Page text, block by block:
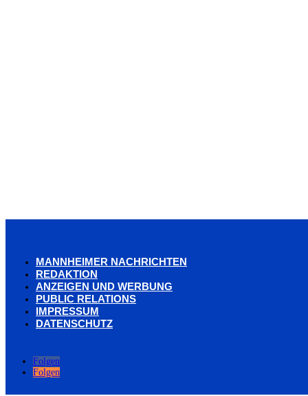
MANNHEIMER NACHRICHTEN
REDAKTION
ANZEIGEN UND WERBUNG
PUBLIC RELATIONS
IMPRESSUM
DATENSCHUTZ
Folgen
Folgen